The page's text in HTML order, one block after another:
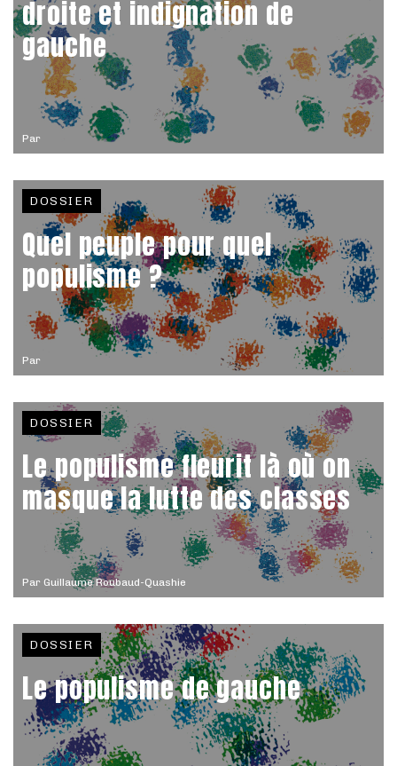
Par
droite et indignation de
gauche
Par
DOSSIER
Quel peuple pour quel
populisme ?
Par Guillaume Roubaud-Quashie
DOSSIER
Le populisme fleurit là où on
masque la lutte des classes
DOSSIER
Le populisme de gauche